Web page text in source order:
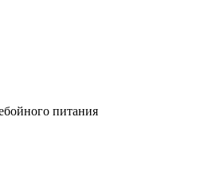
питания